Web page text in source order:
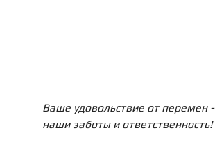
Ваше удовольствие от перемен -
наши заботы и ответственность!